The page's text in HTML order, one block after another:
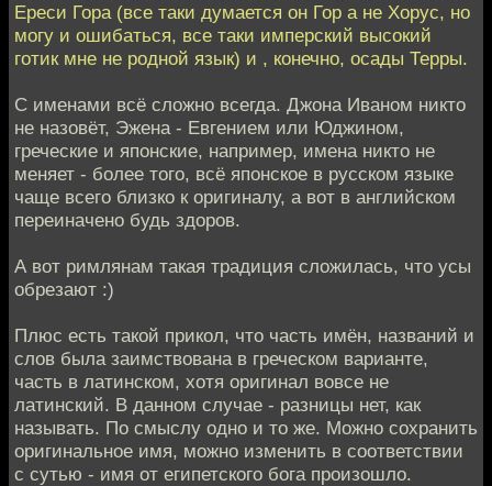
Ереси Гора (все таки думается он Гор а не Хорус, но
могу и ошибаться, все таки имперский высокий
готик мне не родной язык) и , конечно, осады Терры.
С именами всё сложно всегда. Джона Иваном никто
не назовёт, Эжена - Евгением или Юджином,
греческие и японские, например, имена никто не
меняет - более того, всё японское в русском языке
чаще всего близко к оригиналу, а вот в английском
переиначено будь здоров.
А вот римлянам такая традиция сложилась, что усы
обрезают :)
Плюс есть такой прикол, что часть имён, названий и
слов была заимствована в греческом варианте,
часть в латинском, хотя оригинал вовсе не
латинский. В данном случае - разницы нет, как
называть. По смыслу одно и то же. Можно сохранить
оригинальное имя, можно изменить в соответствии
с сутью - имя от египетского бога произошло.